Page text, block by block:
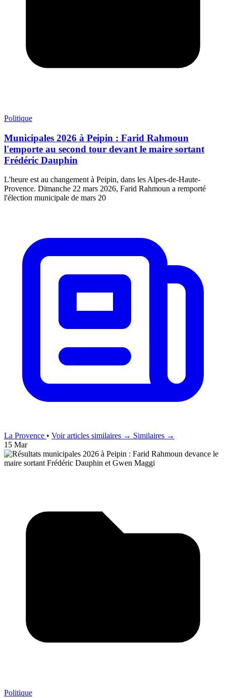
Politique
Municipales 2026 à Peipin : Farid Rahmoun
l'emporte au second tour devant le maire sortant
Frédéric Dauphin
L'heure est au changement à Peipin, dans les Alpes-de-Haute-
Provence. Dimanche 22 mars 2026, Farid Rahmoun a remporté
l'élection municipale de mars 20
La Provence • Voir articles similaires → Similaires →
15 Mar
Politique